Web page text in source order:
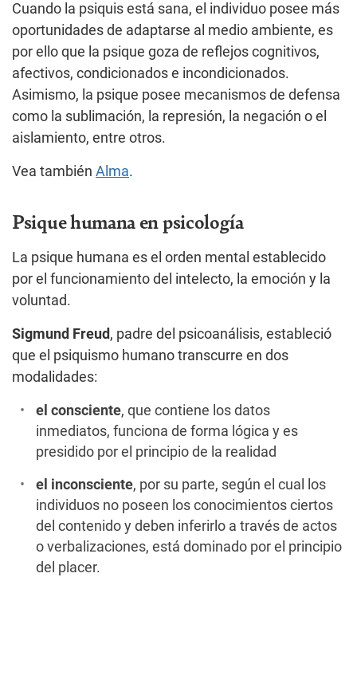
Cuando la psiquis está sana, el individuo posee más
oportunidades de adaptarse al medio ambiente, es
por ello que la psique goza de reflejos cognitivos,
afectivos, condicionados e incondicionados.
Asimismo, la psique posee mecanismos de defensa
como la sublimación, la represión, la negación o el
aislamiento, entre otros.
Vea también Alma.
Psique humana en psicología
La psique humana es el orden mental establecido
por el funcionamiento del intelecto, la emoción y la
voluntad.
Sigmund Freud , padre del psicoanálisis, estableció
que el psiquismo humano transcurre en dos
modalidades:
el consciente, que contiene los datos
inmediatos, funciona de forma lógica y es
presidido por el principio de la realidad
el inconsciente, por su parte, según el cual los
individuos no poseen los conocimientos ciertos
del contenido y deben inferirlo a través de actos
o verbalizaciones, está dominado por el principio
del placer.